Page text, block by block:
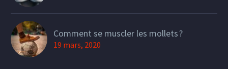
Comment se muscler les mollets ?
19 mars, 2020